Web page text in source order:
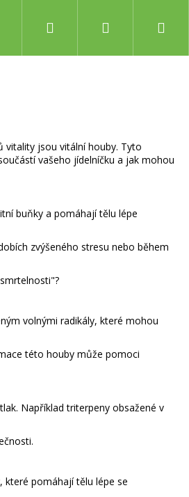
Přihlášení
vitality jsou vitální houby. Tyto
vašeho jídelníčku a jak mohou
buňky a pomáhají tělu lépe
zvýšeného stresu nebo během
volnými radikály, které mohou
této houby může pomoci
Například triterpeny obsažené v
které pomáhají tělu lépe se